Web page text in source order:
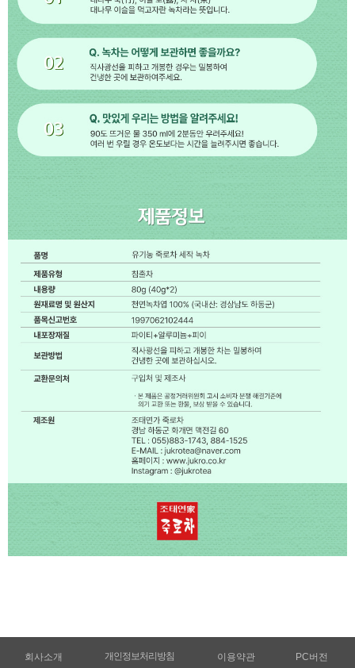
회사소개 개인정보처리방침 이용약관 PC버전